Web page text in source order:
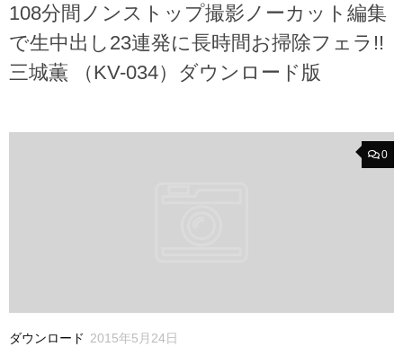
108分間ノンストップ撮影ノーカット編集
で生中出し23連発に長時間お掃除フェラ!!
三城薫 （KV-034）ダウンロード版
0
ダウンロード 2015年5月24日